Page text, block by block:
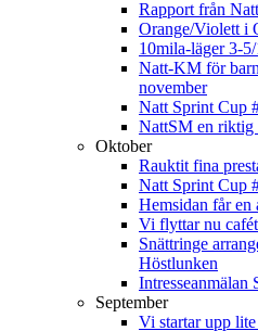
Rapport från
Orange/Violett i
10mila-läger 3-
Natt-KM för
november
Natt Sprint Cup
NattSM en riktig
Oktober
Rauktit fina
Natt Sprint Cup
Hemsidan får
Vi flyttar nu
Snättringe
Höstlunken
Intresseanmälan
September
Vi startar upp